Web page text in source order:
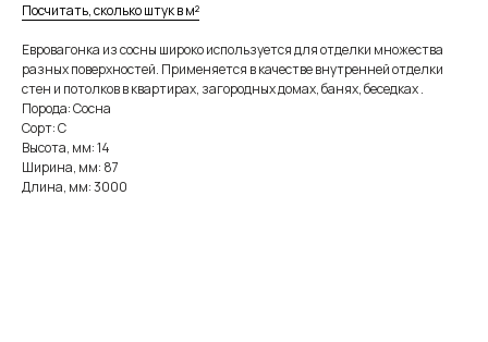
Посчитать, сколько штук в м²
Евровагонка из сосны широко используется для отделки множества
разных поверхностей. Применяется в качестве внутренней отделки
стен и потолков в квартирах, загородных домах, банях, беседках .
Порода: Сосна
Сорт: C
Высота, мм: 14
Ширина, мм: 87
Длина, мм: 3000